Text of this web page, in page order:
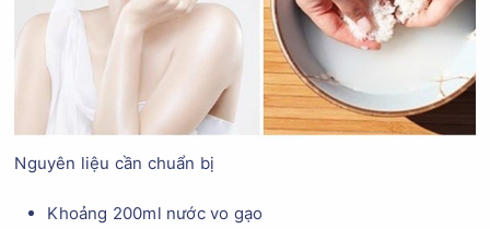
Nguyên liệu cần chuẩn bị
Khoảng 200ml nước vo gạo